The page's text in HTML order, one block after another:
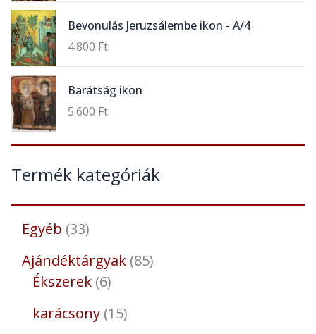
Bevonulás Jeruzsálembe ikon - A/4
4.800 Ft
Barátság ikon
5.600 Ft
Termék kategóriák
Egyéb 33
Ajándéktárgyak 85
Ékszerek 6
karácsony 15